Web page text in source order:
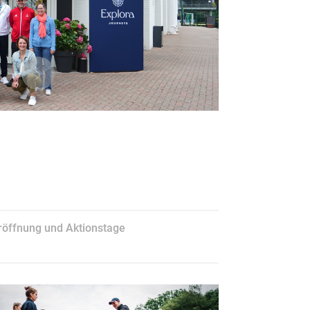
Next
und Aktionstage